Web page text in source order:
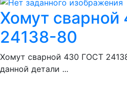
Хомут
24138-80
Хомут сварной 430 ГОСТ
данной детали ...